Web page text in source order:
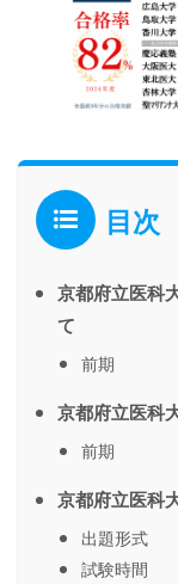
目次
京都府立医科
て
前期
京都府立医科
前期
京都府立医科
出題形式
試験時間